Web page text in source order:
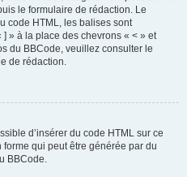
le formulaire de rédaction. Le
code HTML, les balises sont
» à la place des chevrons « < » et
du BBCode, veuillez consulter le
de rédaction.
d’insérer du code HTML sur ce
qui peut être générée par du
BBCode.